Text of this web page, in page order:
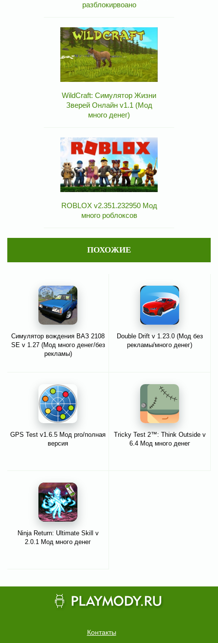
разблокирвоано
WildCraft: Симулятор Жизни
Зверей Онлайн v1.1 (Мод
много денег)
ROBLOX v2.351.232950 Мод
много роблоксов
ПОХОЖИЕ
Симулятор вождения ВАЗ 2108
SE v 1.27 (Мод много денег/без
рекламы)
Double Drift v 1.23.0 (Мод без
рекламы/много денег)
GPS Test v1.6.5 Мод pro/полная
версия
Tricky Test 2™: Think Outside v
6.4 Мод много денег
Ninja Return: Ultimate Skill v
2.0.1 Мод много денег
Контакты